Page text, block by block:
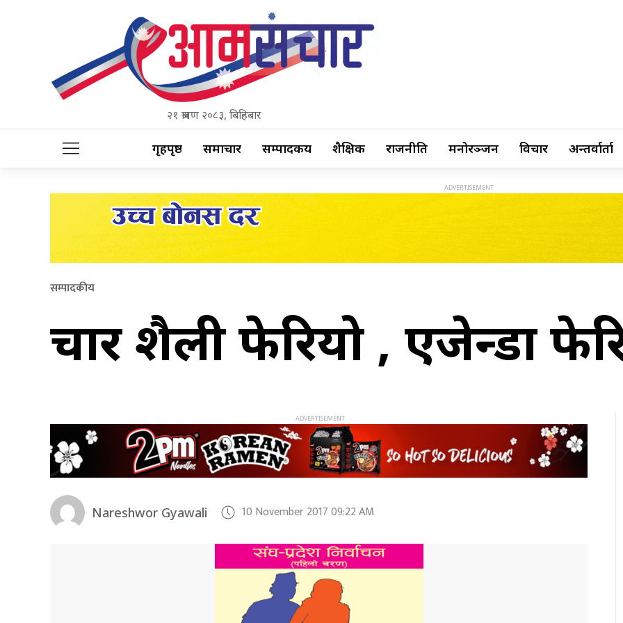
२१ श्रावण २०८३, बिहिबार
गृहपृष्ठ समाचार सम्पादकीय शैक्षिक राजनीति मनोरञ्जन विचार अन्तर्वार्ता
सम्पादकीय
प्रचार शैली फेरियो , एजेन्डा
Nareshwor Gyawali 10 November 2017 09:22 AM